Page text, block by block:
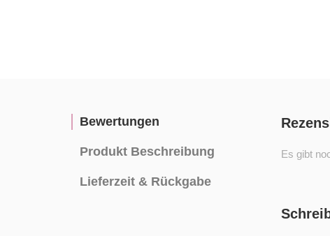
Bewertungen
Produkt Beschreibung
Lieferzeit & Rückgabe
Es gibt